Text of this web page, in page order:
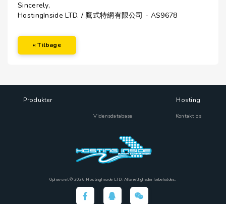
Sincerely,
HostingInside LTD. / 鷹式特網有限公司 - AS9678
« Tilbage
Produkter
Vidensdatabase
Hosting
Kontakt os
Ophavsret © 2026 HostingInside LTD. Alle rettigheder forbeholdes.